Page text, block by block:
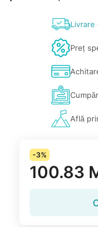
Livrare
Preț
Află
-3%
100.83